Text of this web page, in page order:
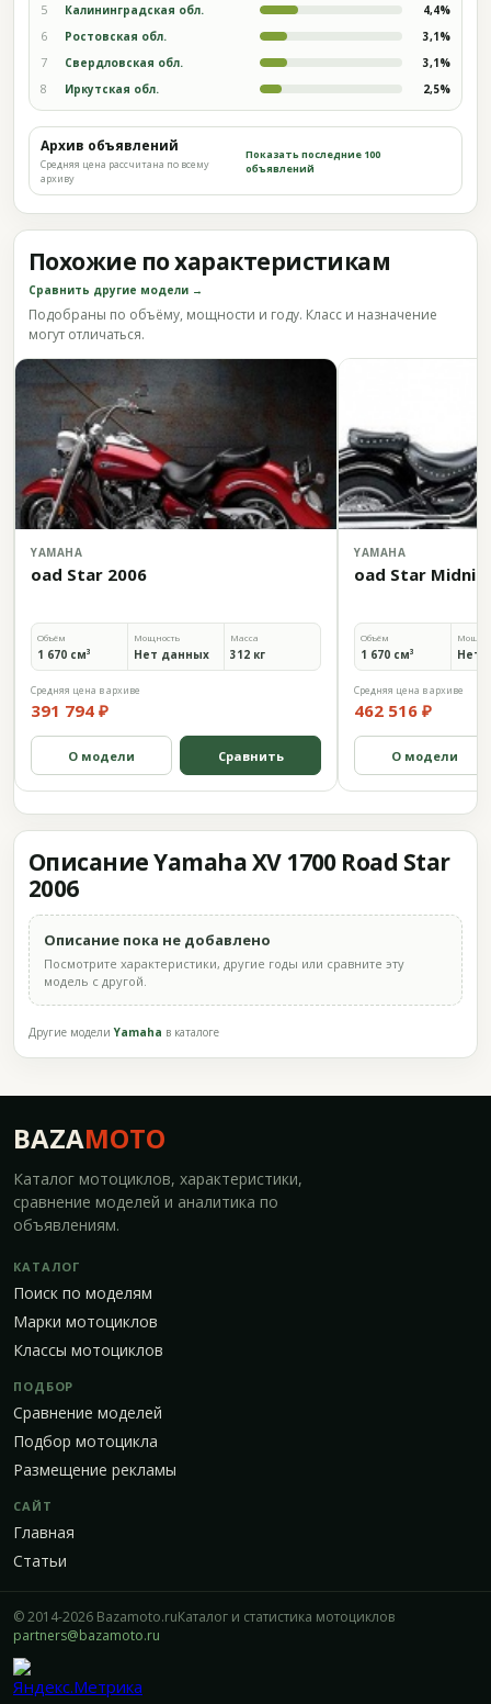
5 Калининградская обл. 4,4%
6 Ростовская обл. 3,1%
7 Свердловская обл. 3,1%
8 Иркутская обл. 2,5%
Архив объявлений
Средняя цена рассчитана по всему
архиву
Показать последние 100
объявлений
Похожие по характеристикам
Сравнить другие модели →
Подобраны по объёму, мощности и году. Класс и назначение
могут отличаться.
YAMAHA
oad Star 2006
Объём
1 670 см³
Мощность
Нет данных
Масса
312 кг
Средняя цена в архиве
391 794 ₽
О модели Сравнить
YAMAHA
oad Star
Объём
1 670 см³ Нет
Средняя цена в архиве
462 516 ₽
О модели
Описание Yamaha XV 1700 Road Star
2006
Описание пока не добавлено
Посмотрите характеристики, другие годы или сравните эту
модель с другой.
Другие моделиYamaha в каталоге
BAZAMOTO
Каталог мотоциклов, характеристики,
сравнение моделей и аналитика по
объявлениям.
КАТАЛОГ
Поиск по моделям
Марки мотоциклов
Классы мотоциклов
ПОДБОР
Сравнение моделей
Подбор мотоцикла
Размещение рекламы
САЙТ
Главная
Статьи
© 2014-2026 Bazamoto.ruКаталог и статистика мотоциклов
partners@bazamoto.ru